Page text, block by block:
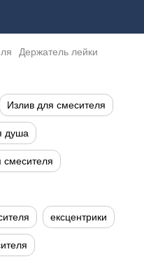
Держатель лейки
Излив для смесителя
душа
смесителя
ексцентрики